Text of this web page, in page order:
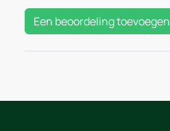
Een beoordeling toevoegen